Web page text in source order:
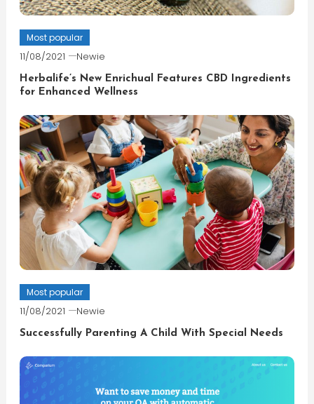
Most popular
11/08/2021 Newie
Herbalife’s New Enrichual Features CBD Ingredients
for Enhanced Wellness
Most popular
11/08/2021 Newie
Successfully Parenting A Child With Special Needs